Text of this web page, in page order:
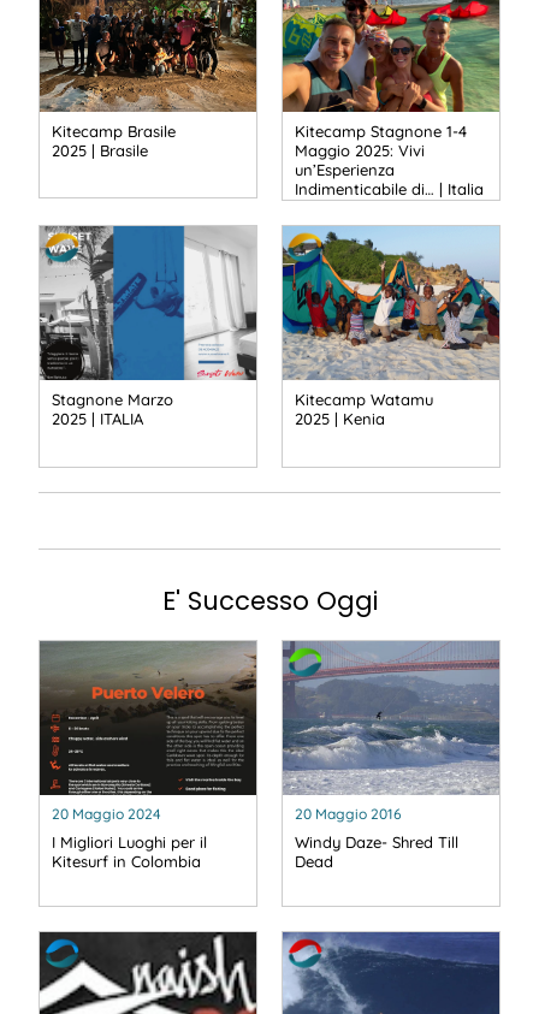
Kitecamp Brasile
2025 | Brasile
Kitecamp Stagnone 1-4
Maggio 2025: Vivi
un’Esperienza
Indimenticabile di… | Italia
Stagnone Marzo
2025 | ITALIA
Kitecamp Watamu
2025 | Kenia
E' Successo Oggi
20 Maggio 2024
I Migliori Luoghi per il
Kitesurf in Colombia
20 Maggio 2016
Windy Daze- Shred Till
Dead